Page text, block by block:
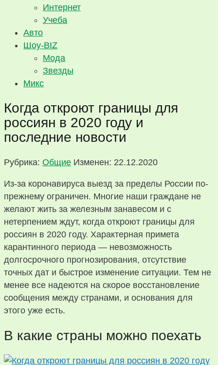
Интернет
Учеба
Авто
Шоу-BIZ
Мода
Звезды
Микс
Когда откроют границы для
россиян в 2020 году и
последние новости
Рубрика: Общие Изменен: 22.12.2020
Из-за коронавируса выезд за пределы России по-
прежнему ограничен. Многие наши граждане не
желают жить за железным занавесом и с
нетерпением ждут, когда откроют границы для
россиян в 2020 году. Характерная примета
карантинного периода — невозможность
долгосрочного прогнозирования, отсутствие
точных дат и быстрое изменение ситуации. Тем не
менее все надеются на скорое восстановление
сообщения между странами, и основания для
этого уже есть.
В какие страны можно поехать